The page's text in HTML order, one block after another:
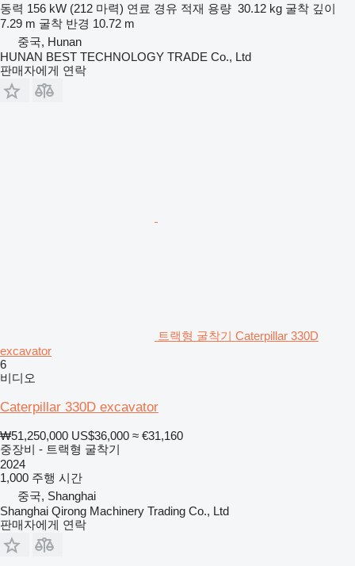
동력 156 kW (212 마력) 연료 경유 적재 용량 30.12 kg 굴착 깊이
7.29 m 굴착 반경 10.72 m
중국, Hunan
HUNAN BEST TECHNOLOGY TRADE Co., Ltd
판매자에게 연락
트랙형 굴착기 Caterpillar 330D
excavator
6
비디오
Caterpillar 330D excavator
₩51,250,000 US$36,000 ≈ €31,160
중장비 - 트랙형 굴착기
2024
1,000 주행 시간
중국, Shanghai
Shanghai Qirong Machinery Trading Co., Ltd
판매자에게 연락